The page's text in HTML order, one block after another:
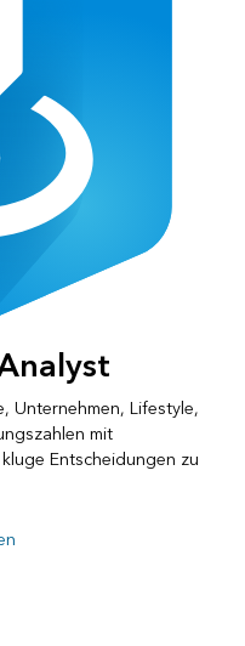
Unternehmen, Lifestyle,
mit
Entscheidungen zu